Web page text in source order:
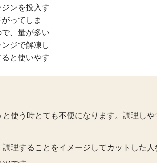
ンを投入す
ってしま
、量が多い
ジで解凍し
と使いやす
使う時とても不便になります。調理し
理することをイメージしてカットした